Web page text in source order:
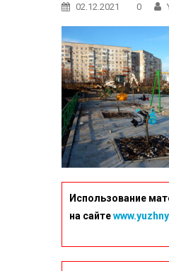
02.12.2021 0
Использование
на сайте